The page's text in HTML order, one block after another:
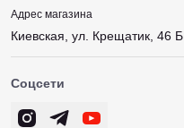
Адрес магазина
Киевская, ул. Крещатик, 46 Б
Соцсети